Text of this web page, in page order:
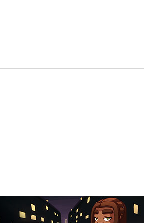
notre enfance. A tel
eux, tout n’est pas